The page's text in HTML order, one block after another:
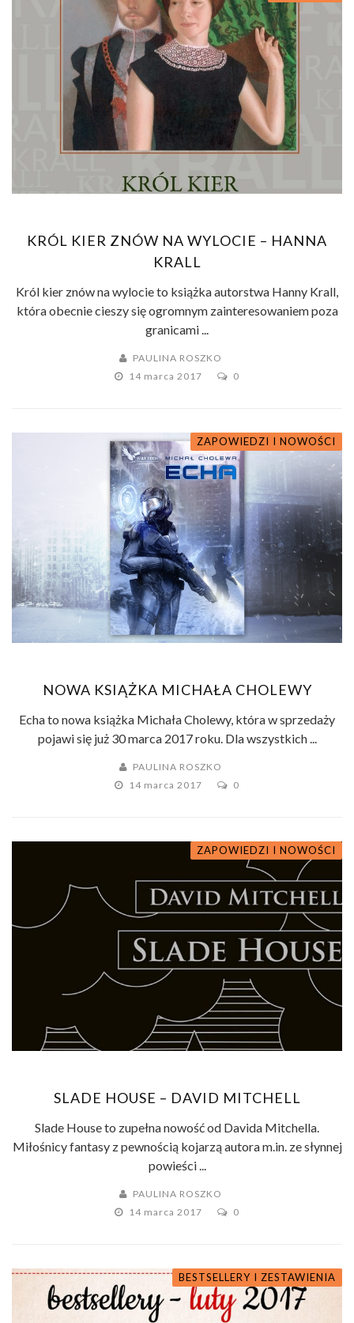
KRÓL KIER ZNÓW NA WYLOCIE – HANNA
KRALL
Król kier znów na wylocie to książka autorstwa Hanny Krall,
która obecnie cieszy się ogromnym zainteresowaniem poza
granicami ...
PAULINA ROSZKO
14 marca 2017
0
ZAPOWIEDZI I NOWOŚCI
NOWA KSIĄŻKA MICHAŁA CHOLEWY
Echa to nowa książka Michała Cholewy, która w sprzedaży
pojawi się już 30 marca 2017 roku. Dla wszystkich ...
PAULINA ROSZKO
14 marca 2017
0
ZAPOWIEDZI I NOWOŚCI
SLADE HOUSE – DAVID MITCHELL
Slade House to zupełna nowość od Davida Mitchella.
Miłośnicy fantasy z pewnością kojarzą autora m.in. ze słynnej
powieści ...
PAULINA ROSZKO
14 marca 2017
0
BESTSELLERY I ZESTAWIENIA